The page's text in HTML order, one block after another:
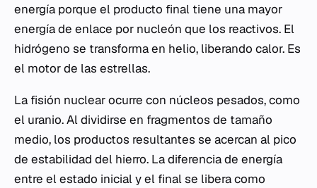
energía porque el producto final tiene una mayor
energía de enlace por nucleón que los reactivos. El
hidrógeno se transforma en helio, liberando calor. Es
el motor de las estrellas.
La fisión nuclear ocurre con núcleos pesados, como
el uranio. Al dividirse en fragmentos de tamaño
medio, los productos resultantes se acercan al pico
de estabilidad del hierro. La diferencia de energía
entre el estado inicial y el final se libera como